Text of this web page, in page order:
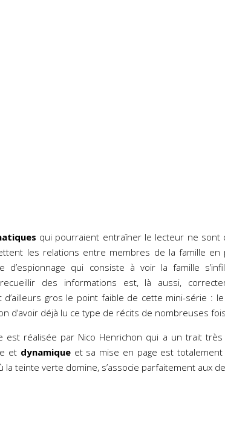
qui pourraient entraîner le lecteur ne sont
les relations entre membres de la famille
d’espionnage qui consiste à voir la famille
des informations est, là aussi,
d’ailleurs gros le point faible de cette mini-série :
d’avoir déjà lu ce type de récits de nombreuses
est réalisée par Nico Henrichon qui a un trait
et dynamiqueet sa mise en page est totalement
la teinte verte domine, s’associe parfaitement aux